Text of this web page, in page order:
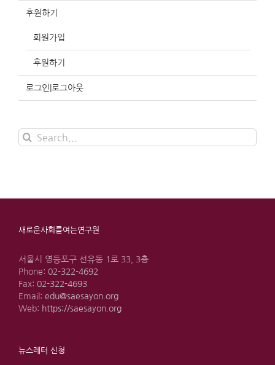
후원하기
회원가입
후원하기
로그인|로그아웃
Search
for:
새로운사회를여는연구원
서울시 영등포구 선유동 1로 33, 3층
Phone: 02-322-4692
Fax: 02-322-4693
Email: edu@saesayon.org
Web: https://saesayon.org
뉴스레터 신청